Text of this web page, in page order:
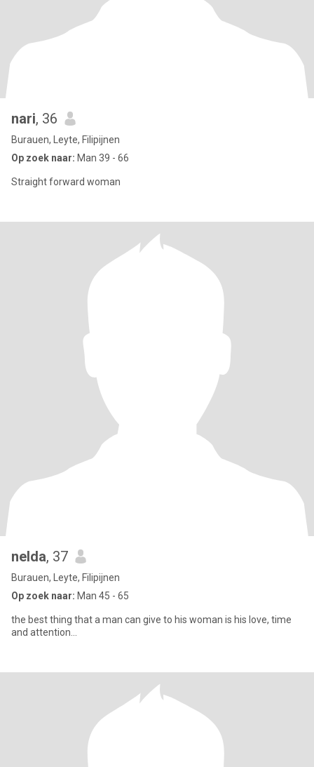
nari, 36
Burauen, Leyte, Filipijnen
Op zoek naar: Man 39 - 66
Straight forward woman
nelda, 37
Burauen, Leyte, Filipijnen
Op zoek naar: Man 45 - 65
the best thing that a man can give to his woman is his love, time
and attention...